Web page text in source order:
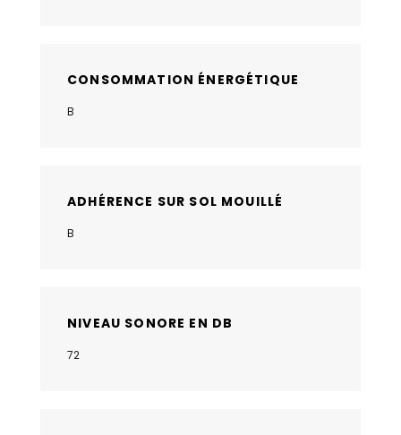
CONSOMMATION ÉNERGÉTIQUE
B
ADHÉRENCE SUR SOL MOUILLÉ
B
NIVEAU SONORE EN DB
72